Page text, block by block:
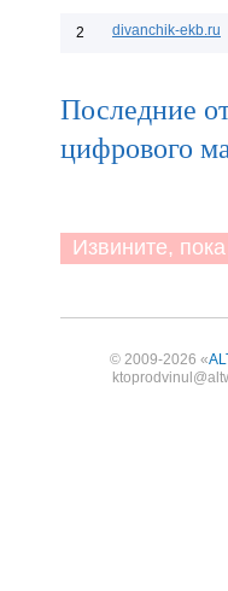
2 divanchik-ekb.ru
Последние
цифрового
Извините,
© 2009-2026 «